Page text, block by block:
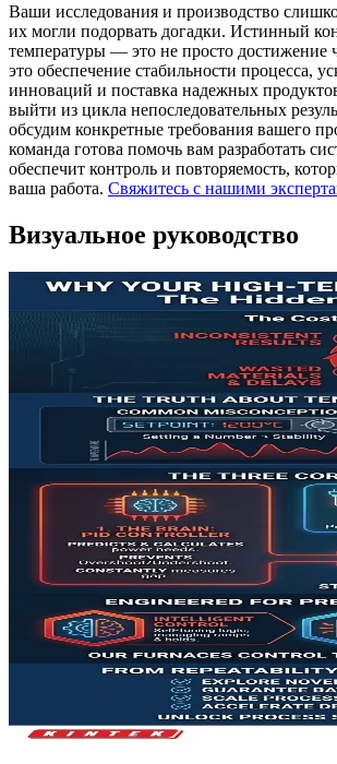
Ваши исследования и производство
их могли подорвать догадки. Истинный
температуры — это не просто достижение
это обеспечение стабильности процесса,
инноваций и поставка надежных
выйти из цикла непоследовательных
обсудим конкретные требования вашего
команда готова помочь вам разработать
обеспечит контроль и повторяемость,
ваша работа. Свяжитесь с нашими
Визуальное руководство